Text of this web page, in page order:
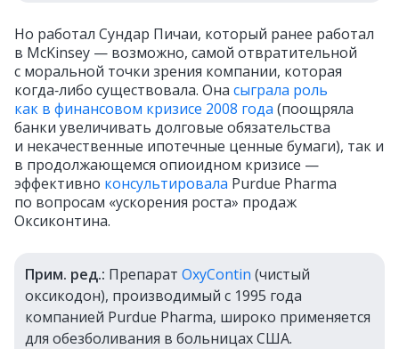
Но работал Сундар Пичаи, который ранее работал
в McKinsey — возможно, самой отвратительной
с моральной точки зрения компании, которая
когда‑либо существовала. Она сыграла роль
как в финансовом кризисе 2008 года (поощряла
банки увеличивать долговые обязательства
и некачественные ипотечные ценные бумаги), так и
в продолжающемся опиоидном кризисе —
эффективно консультировала Purdue Pharma
по вопросам «ускорения роста» продаж
Оксиконтина.
Прим. ред.: Препарат OxyContin (чистый
оксикодон), производимый с 1995 года
компанией Purdue Pharma, широко применяется
для обезболивания в больницах США.